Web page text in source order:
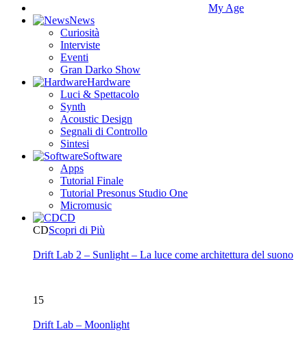
My Age
News
Curiosità
Interviste
Eventi
Gran Darko Show
Hardware
Luci & Spettacolo
Synth
Acoustic Design
Segnali di Controllo
Sintesi
Software
Apps
Tutorial Finale
Tutorial Presonus Studio One
Micromusic
CD
CDScopri di Più
Drift Lab 2 – Sunlight – La luce come architettura del suono
15
Drift Lab – Moonlight